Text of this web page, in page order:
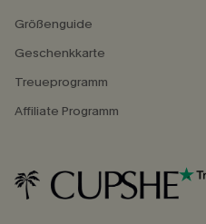
Größenguide
Geschenkkarte
Treueprogramm
Affiliate Programm